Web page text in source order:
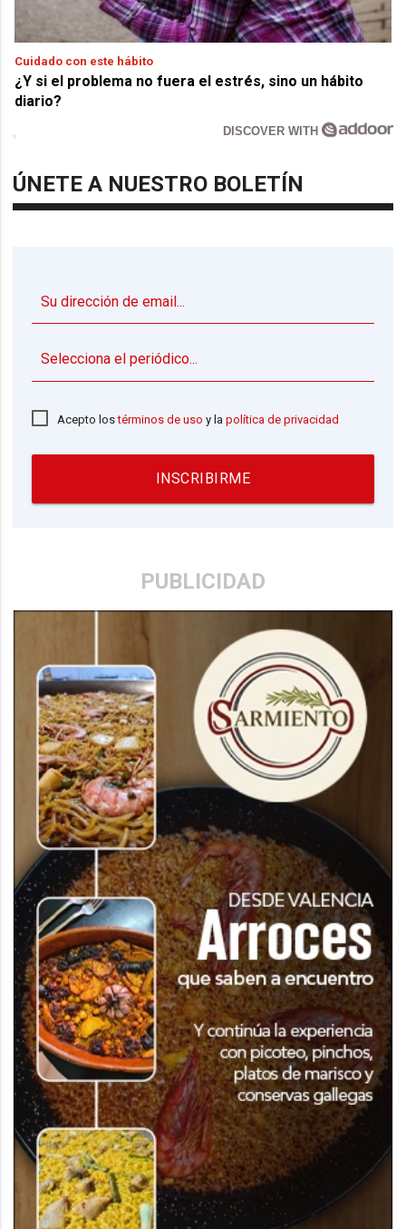
Cuidado con este hábito
¿Y si el problema no fuera el estrés, sino un hábito
diario?
DISCOVER WITH
ÚNETE A NUESTRO BOLETÍN
Acepto lostérminos de uso y lapolítica de privacidad
INSCRIBIRME
PUBLICIDAD